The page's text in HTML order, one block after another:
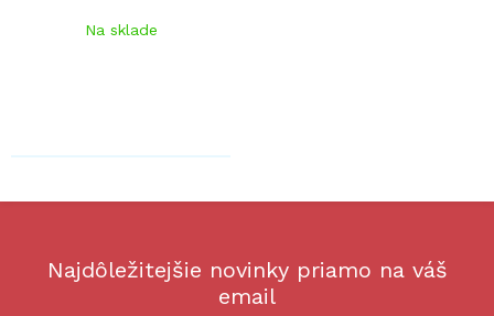
Na sklade
Najdôležitejšie novinky priamo na váš
email